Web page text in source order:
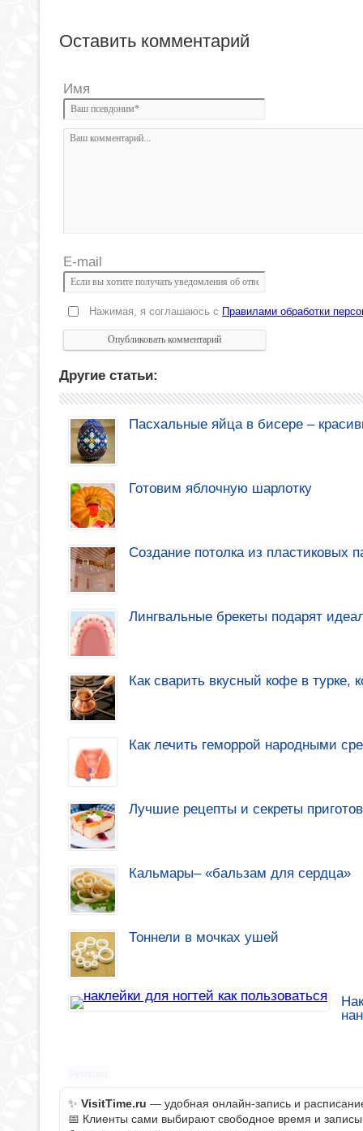
Оставить комментарий
Имя
E-mail
Нажимая, я соглашаюсь с Правилами обработки
Другие статьи:
Пасхальные яйца в бисере –
Готовим яблочную шарлотку
Создание потолка из пластиковых
Лингвальные брекеты подарят
Как сварить вкусный кофе в турке,
Как лечить геморрой народными
Лучшие рецепты и секреты
Кальмары– «бальзам для сердца»
Тоннели в мочках ушей
✨ VisitTime.ru — удобная онлайн-запись и
📅 Клиенты сами выбирают свободное время и